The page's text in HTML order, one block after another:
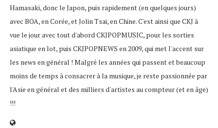
Hamasaki, donc le Japon, puis rapidement (en quelques jours)
avec BOA, en Corée, et Jolin Tsai, en Chine. C'est ainsi que CKJ à
vue le jour avec tout d'abord CKJPOPMUSIC, pour les sorties
asiatique en lot, puis CKJPOPNEWS en 2009, qui met l'accent sur
les news en général ! Malgré les années qui passent et beaucoup
moins de temps à consacrer à la musique, je reste passionnée par
l'Asie en général et des milliers d'artistes au compteur (et en âge)
!!!